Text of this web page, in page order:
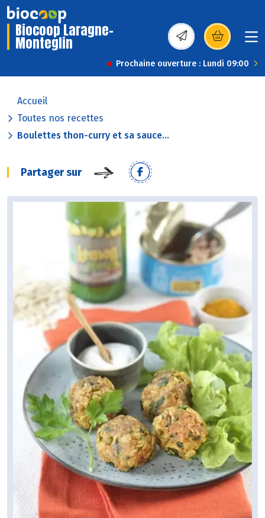
Biocoop Laragne-
Monteglin (s’ouvre dans une
Prochaine ouverture : Lundi 09:00
Accueil
Toutes nos recettes
Boulettes thon-curry et sa sauce...
Partager sur